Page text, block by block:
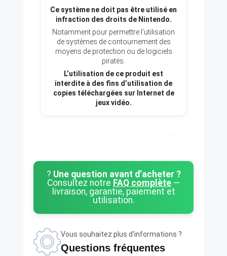
Ce système ne doit pas être utilisé en
infraction des droits de Nintendo.
Notamment pour permettre l’utilisation
de systèmes de contournement des
moyens de protection ou de logiciels
piratés.
L’utilisation de ce produit est
interdite à des fins d’utilisation de
copies téléchargées sur Internet de
jeux vidéo.
? Une question avant d’acheter ?
Consultez notre FAQ complète —
livraison, garantie, paiement et
utilisation.
Vous souhaitez plus d'informations ?
Questions fréquentes